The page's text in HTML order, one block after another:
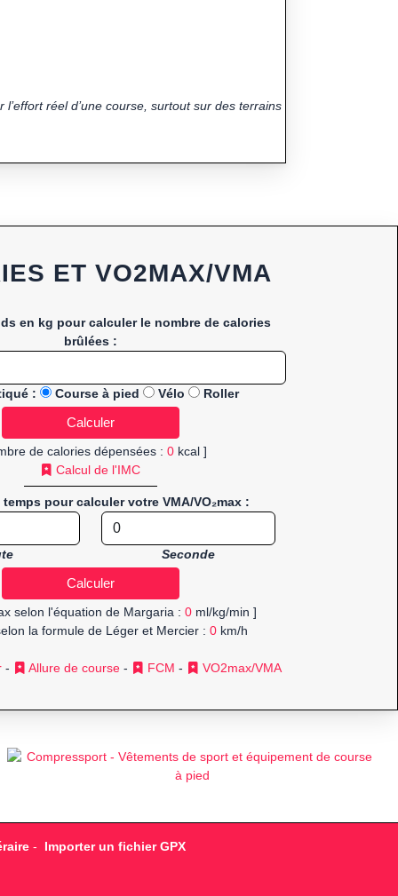
réel d’une course, surtout sur des terrains
ET VO2MAX/VMA
en kg pour calculer le nombre de calories
brûlées :
: Course à pied Vélo Roller
de calories dépensées : 0 kcal ]
Calcul de l'IMC
pour calculer votre VMA/VO₂max :
Seconde
selon l'équation de Margaria : 0ml/kg/min ]
la formule de Léger et Mercier : 0 km/h
- Allure de course- FCM - VO2max/VMA
- Importer un fichier GPX